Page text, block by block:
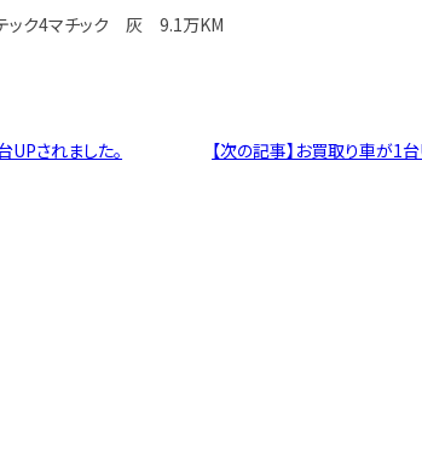
ック4マチック 灰 9.1万KM
UPされました。 【次の記事】お買取り車が1